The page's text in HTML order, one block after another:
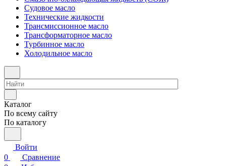
Судовое масло
Технические жидкости
Трансмиссионное масло
Трансформаторное масло
Турбинное масло
Холодильное масло
Каталог
По всему сайту
По каталогу
Войти
0
Сравнение